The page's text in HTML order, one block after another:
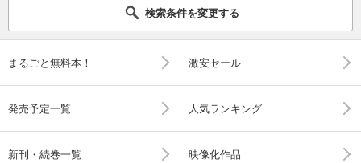
検索条件を変更する
まるごと無料本！ 激安セール
発売予定一覧 人気ランキング
新刊・続巻一覧 映像化作品